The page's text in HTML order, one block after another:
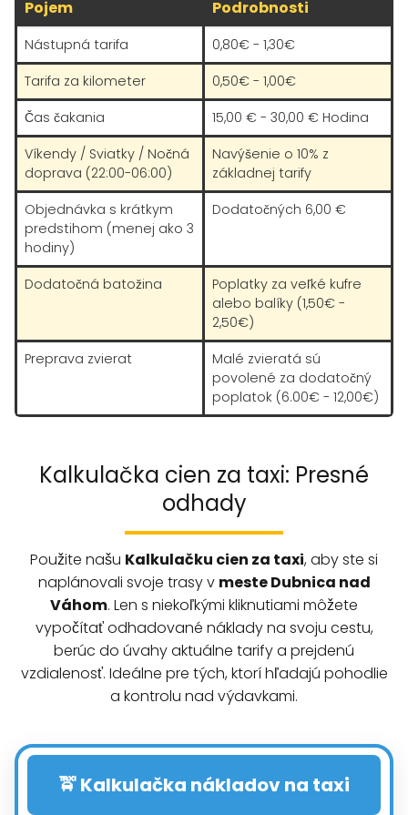
Pojem Podrobnosti
Nástupná tarifa
0,80€ - 1,30€
Tarifa za kilometer
0,50€ - 1,00€
Čas čakania
15,00 € - 30,00 € Hodina
Víkendy / Sviatky / Nočná
doprava (22:00-06:00)
Navýšenie o 10% z
základnej tarify
Objednávka s krátkym
predstihom (menej ako 3
hodiny)
Dodatočných 6,00 €
Dodatočná batožina
Poplatky za veľké kufre
alebo balíky (1,50€ -
2,50€)
Preprava zvierat
Malé zvieratá sú
povolené za dodatočný
poplatok (6.00€ - 12,00€)
Kalkulačka cien za taxi: Presné
odhady
Použite našu Kalkulačku cien za taxi, aby ste si
naplánovali svoje trasy v meste Dubnica nad
Váhom. Len s niekoľkými kliknutiami môžete
vypočítať odhadované náklady na svoju cestu,
berúc do úvahy aktuálne tarify a prejdenú
vzdialenosť. Ideálne pre tých, ktorí hľadajú pohodlie
a kontrolu nad výdavkami.
🚖 Kalkulačka nákladov na taxi